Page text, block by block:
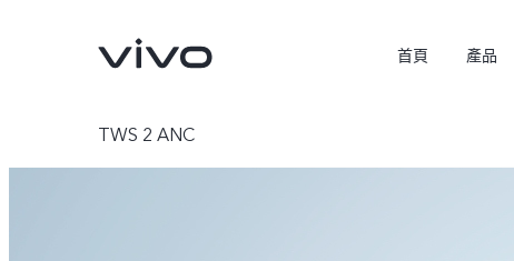
首頁 產品
TWS 2 ANC